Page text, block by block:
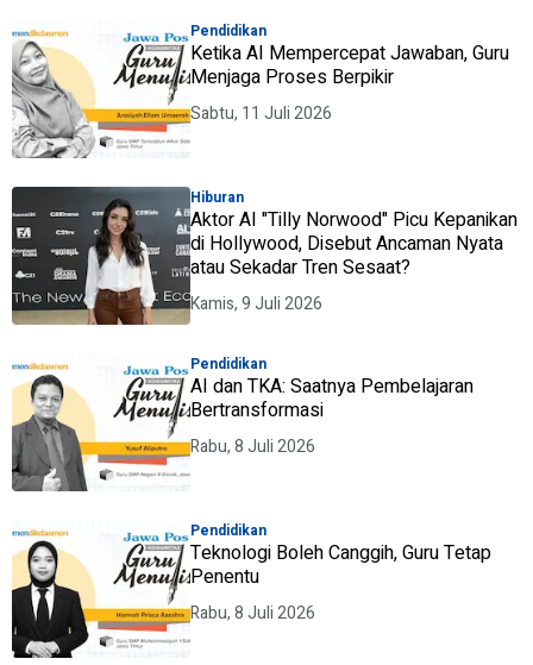
Pendidikan
Ketika AI Mempercepat Jawaban, Guru
Menjaga Proses Berpikir
Sabtu, 11 Juli 2026
Hiburan
Aktor AI "Tilly Norwood" Picu Kepanikan
di Hollywood, Disebut Ancaman Nyata
atau Sekadar Tren Sesaat?
Kamis, 9 Juli 2026
Pendidikan
AI dan TKA: Saatnya Pembelajaran
Bertransformasi
Rabu, 8 Juli 2026
Pendidikan
Teknologi Boleh Canggih, Guru Tetap
Penentu
Rabu, 8 Juli 2026